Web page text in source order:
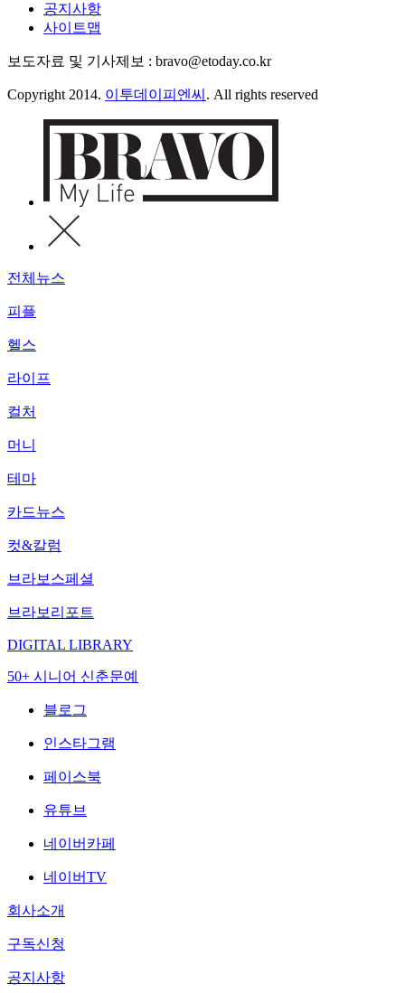
공지사항
사이트맵
보도자료 및 기사제보 : bravo@etoday.co.kr
Copyright 2014. 이투데이피엔씨 . All rights reserved
전체뉴스
피플
헬스
라이프
컬처
머니
테마
카드뉴스
컷&칼럼
브라보스페셜
브라보리포트
DIGITAL LIBRARY
50+ 시니어 신춘문예
블로그
인스타그램
페이스북
유튜브
네이버카페
네이버TV
회사소개
구독신청
공지사항